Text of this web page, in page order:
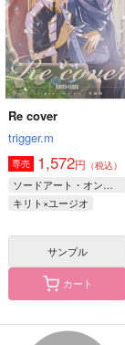
ユージオ×キリト
サンプル
作品詳細
マイ・フェア・レディ
Re cover
trigger.m
専売 1,572円 （税込）
ソードアート・オンライン
キリト×ユージオ
サンプル
カート